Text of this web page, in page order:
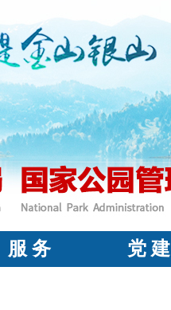
服 务 党 建